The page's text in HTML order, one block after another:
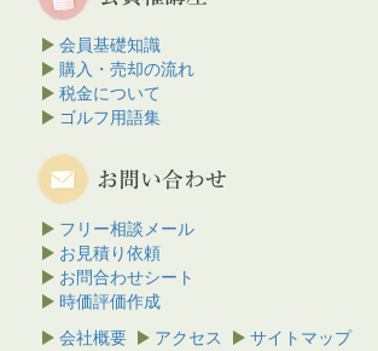
会員基礎知識
購入・売却の流れ
税金について
ゴルフ用語集
フリー相談メール
お見積り依頼
お問合わせシート
時価評価作成
会社概要
アクセス
サイトマップ